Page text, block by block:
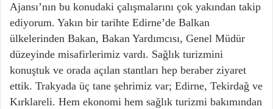
Ajansı’nın bu konudaki çalışmalarını çok yakından takip
ediyorum. Yakın bir tarihte Edirne’de Balkan
ülkelerinden Bakan, Bakan Yardımcısı, Genel Müdür
düzeyinde misafirlerimiz vardı. Sağlık turizmini
konuştuk ve orada açılan stantları hep beraber ziyaret
ettik. Trakyada üç tane şehrimiz var; Edirne, Tekirdağ ve
Kırklareli. Hem ekonomi hem sağlık turizmi bakımından